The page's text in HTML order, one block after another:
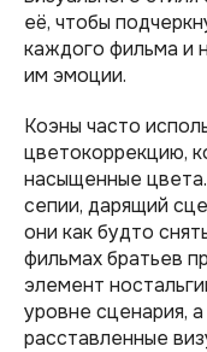
её, чтобы
каждого фильма и
им эмоции.
Коэны часто
цветокоррекцию,
насыщенные
сепии, дарящий
они как будто
фильмах братьев
элемент
уровне сценария,
расставленные